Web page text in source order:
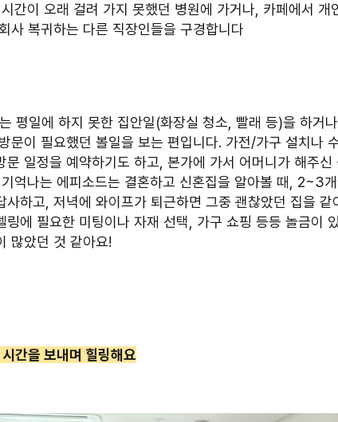
간이 오래 걸려 가지 못했던 병원에 가거나, 카페에서 개
사 복귀하는 다른 직장인들을 구경합니다
평일에 하지 못한 집안일(화장실 청소, 빨래 등)을 하거
문이 필요했던 볼일을 보는 편입니다. 가전/가구 설치나
문 일정을 예약하기도 하고, 본가에 가서 어머니가 해주신
억나는 에피소드는 결혼하고 신혼집을 알아볼 때, 2~3
사하고, 저녁에 와이프가 퇴근하면 그중 괜찮았던 집을 같
링에 필요한 미팅이나 자재 선택, 가구 쇼핑 등등 놀금이
많았던 것 같아요!
간을 보내며 힐링해요